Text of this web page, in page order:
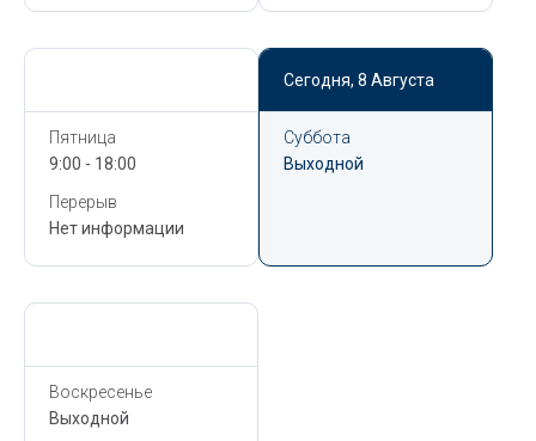
Пятница
9:00 - 18:00
Перерыв
Нет информации
Сегодня, 8 Августа
Суббота
Выходной
Воскресенье
Выходной